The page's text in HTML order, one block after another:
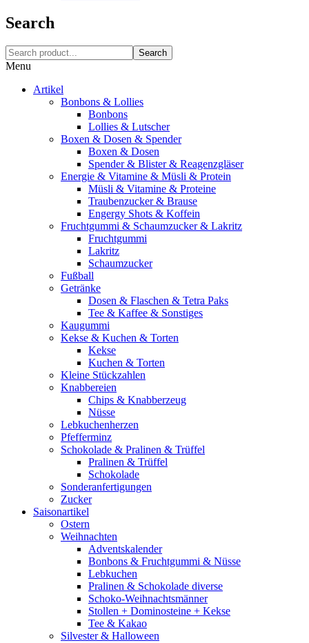
Search
Search
Menu
Artikel
Bonbons & Lollies
Bonbons
Lollies & Lutscher
Boxen & Dosen & Spender
Boxen & Dosen
Spender & Blister & Reagenzgläser
Energie & Vitamine & Müsli & Protein
Müsli & Vitamine & Proteine
Traubenzucker & Brause
Engergy Shots & Koffein
Fruchtgummi & Schaumzucker & Lakritz
Fruchtgummi
Lakritz
Schaumzucker
Fußball
Getränke
Dosen & Flaschen & Tetra Paks
Tee & Kaffee & Sonstiges
Kaugummi
Kekse & Kuchen & Torten
Kekse
Kuchen & Torten
Kleine Stückzahlen
Knabbereien
Chips & Knabberzeug
Nüsse
Lebkuchenherzen
Pfefferminz
Schokolade & Pralinen & Trüffel
Pralinen & Trüffel
Schokolade
Sonderanfertigungen
Zucker
Saisonartikel
Ostern
Weihnachten
Adventskalender
Bonbons & Fruchtgummi & Nüsse
Lebkuchen
Pralinen & Schokolade diverse
Schoko-Weihnachtsmänner
Stollen + Dominosteine + Kekse
Tee & Kakao
Silvester & Halloween